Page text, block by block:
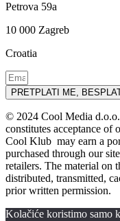
Petrova 59a
10 000 Zagreb
Croatia
© 2024 Cool Media
constitutes acceptance of
Cool Klub may earn a
purchased through our
retailers. The material on
distributed, transmitted,
prior written permission.
Kolačiće koristimo samo